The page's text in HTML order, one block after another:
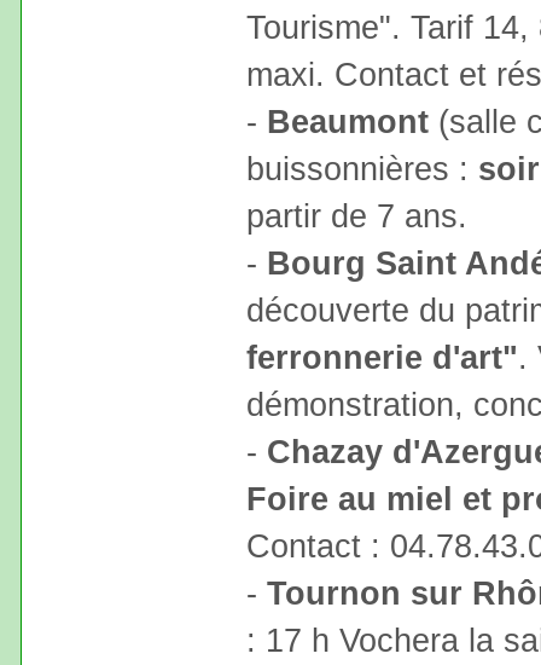
Tourisme". Tarif
maxi. Contact et
- Beaumont (salle
buissonnières :
partir de 7 ans.
- Bourg Saint
découverte du
ferronnerie d'art".
démonstration,
- Chazay
Foire au miel et
Contact :
- Tournon sur
: 17 h Vochera la